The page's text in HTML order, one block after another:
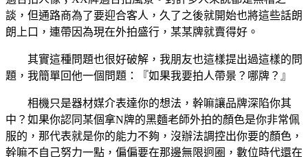
談，但通路商為了要迎合客人，久了之後就開始也將這些話朗
朗上口，連帶因為現在外拍盛行，某某牌就賣得好。
其實這種問題也很好破解，我朋友也這樣提出過這樣的問
題，我簡單回他一個問題：『如果我要拍人帶景？哪牌？』
相機只是器材媒介表達你的想法，幹嘛讓品牌深陷你其
中？如果你認同某個拿N牌的黑麵老師外拍的顏色是你非常佩
服的，那代表就是你的能力不夠，沒辦法調控出你要的顏色，
幹嘛不自己努力一點，偏偏要在那邊無限迥圈，數位時代還在